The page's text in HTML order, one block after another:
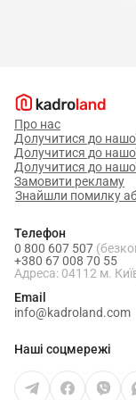
межах,
праці, техніки
4.2.
персональну
прийнятих ним
повноважень,
положення,
актами. Він не
якщо дії, що
права.
Про нас
Долучитися до
Долучитися до
Долучитися до
Замовити рекламу
Знайшли помилку
Телефон
0 800 607 507
+380 67 008 70 55
Адреса: 04112 м.
Email
info@kadroland.com
Наші соцмережі